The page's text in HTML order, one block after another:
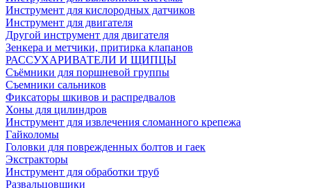
Инструмент для кислородных датчиков
Инструмент для двигателя
Другой инструмент для двигателя
Зенкера и метчики, притирка клапанов
РАССУХАРИВАТЕЛИ И ЩИПЦЫ
Съёмники для поршневой группы
Съемники сальников
Фиксаторы шкивов и распредвалов
Хоны для цилиндров
Инструмент для извлечения сломанного крепежа
Гайколомы
Головки для поврежденных болтов и гаек
Экстракторы
Инструмент для обработки труб
Развальцовщики